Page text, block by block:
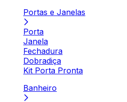
Portas e Janelas
Porta
Janela
Fechadura
Dobradiça
Kit Porta Pronta
Banheiro